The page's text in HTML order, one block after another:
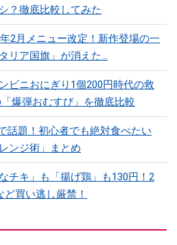
？徹底比較してみた
2月メニュー改定！新作登場の一
リア国旗」が消えた…
ビニおにぎり1個200円時代の救
爆弾おむすび」を徹底比較
話題！初心者でも絶対食べたい
ンジ術」まとめ
チキ」も「揚げ鶏」も130円！2
買い逃し厳禁！